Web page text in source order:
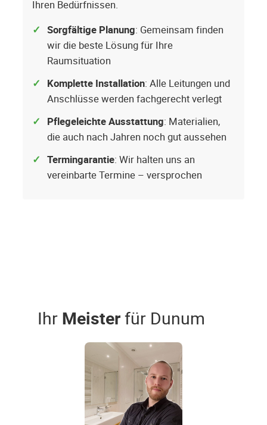
Ihren Bedürfnissen.
Sorgfältige Planung: Gemeinsam finden
wir die beste Lösung für Ihre
Raumsituation
Komplette Installation: Alle Leitungen und
Anschlüsse werden fachgerecht verlegt
Pflegeleichte Ausstattung: Materialien,
die auch nach Jahren noch gut aussehen
Termingarantie: Wir halten uns an
vereinbarte Termine – versprochen
Ihr Meisterfür Dunum